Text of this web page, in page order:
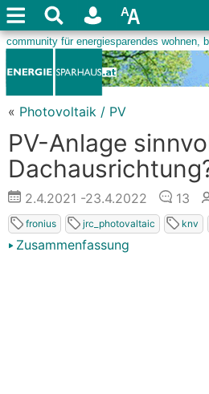
« Photovoltaik / PV
PV-Anlage
2.4.2021 -23.4.2022 13
fronius jrc_photovaltaic knv
Zusammenfassung